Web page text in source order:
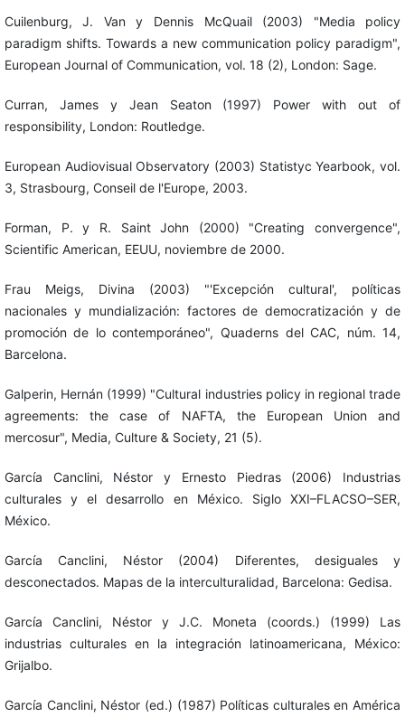
Cuilenburg, J. Van y Dennis McQuail (2003) "Media policy
paradigm shifts. Towards a new communication policy paradigm",
European Journal of Communication, vol. 18 (2), London: Sage.
Curran, James y Jean Seaton (1997) Power with out of
responsibility, London: Routledge.
European Audiovisual Observatory (2003) Statistyc Yearbook, vol.
3, Strasbourg, Conseil de l'Europe, 2003.
Forman, P. y R. Saint John (2000) "Creating convergence",
Scientific American, EEUU, noviembre de 2000.
Frau Meigs, Divina (2003) "'Excepción cultural', políticas
nacionales y mundialización: factores de democratización y de
promoción de lo contemporáneo", Quaderns del CAC, núm. 14,
Barcelona.
Galperin, Hernán (1999) "Cultural industries policy in regional trade
agreements: the case of NAFTA, the European Union and
mercosur", Media, Culture & Society, 21 (5).
García Canclini, Néstor y Ernesto Piedras (2006) Industrias
culturales y el desarrollo en México. Siglo XXI–FLACSO–SER,
México.
García Canclini, Néstor (2004) Diferentes, desiguales y
desconectados. Mapas de la interculturalidad, Barcelona: Gedisa.
García Canclini, Néstor y J.C. Moneta (coords.) (1999) Las
industrias culturales en la integración latinoamericana, México:
Grijalbo.
García Canclini, Néstor (ed.) (1987) Políticas culturales en América